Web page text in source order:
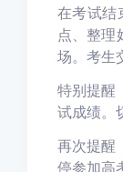
在考试结
点、整理
场。考生
特别提醒
试成绩。
再次提醒
停参加高